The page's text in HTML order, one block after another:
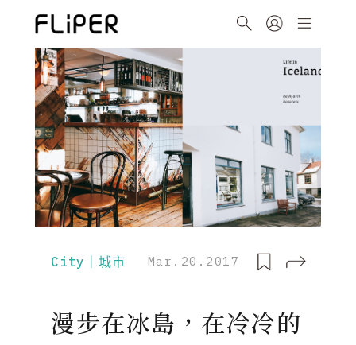
City｜城市 Mar.20.2017
漫步在冰島，在冷冷的